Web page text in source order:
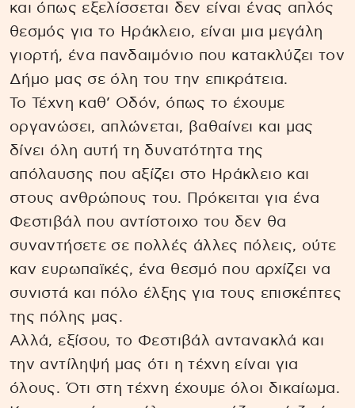
και όπως εξελίσσεται δεν είναι ένας απλός
θεσμός για το Ηράκλειο, είναι μια μεγάλη
γιορτή, ένα πανδαιμόνιο που κατακλύζει τον
Δήμο μας σε όλη του την επικράτεια.
Το Τέχνη καθ’ Οδόν, όπως το έχουμε
οργανώσει, απλώνεται, βαθαίνει και μας
δίνει όλη αυτή τη δυνατότητα της
απόλαυσης που αξίζει στο Ηράκλειο και
στους ανθρώπους του. Πρόκειται για ένα
Φεστιβάλ που αντίστοιχο του δεν θα
συναντήσετε σε πολλές άλλες πόλεις, ούτε
καν ευρωπαϊκές, ένα θεσμό που αρχίζει να
συνιστά και πόλο έλξης για τους επισκέπτες
της πόλης μας.
Αλλά, εξίσου, το Φεστιβάλ αντανακλά και
την αντίληψή μας ότι η τέχνη είναι για
όλους. Ότι στη τέχνη έχουμε όλοι δικαίωμα.